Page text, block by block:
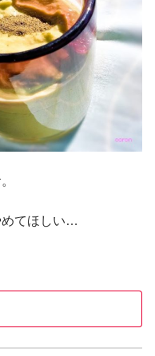
めてほしい…